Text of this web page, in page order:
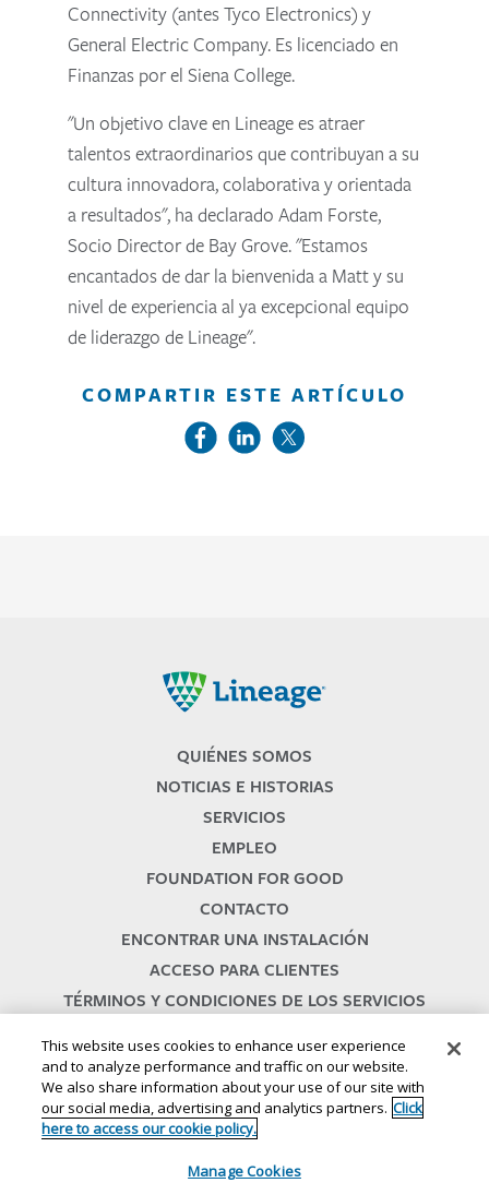
Connectivity (antes Tyco Electronics) y
General Electric Company. Es licenciado en
Finanzas por el Siena College.
"Un objetivo clave en Lineage es atraer
talentos extraordinarios que contribuyan a su
cultura innovadora, colaborativa y orientada
a resultados", ha declarado Adam Forste,
Socio Director de Bay Grove. "Estamos
encantados de dar la bienvenida a Matt y su
nivel de experiencia al ya excepcional equipo
de liderazgo de Lineage".
COMPARTIR ESTE ARTÍCULO
QUIÉNES SOMOS
NOTICIAS E HISTORIAS
SERVICIOS
EMPLEO
FOUNDATION FOR GOOD
CONTACTO
ENCONTRAR UNA INSTALACIÓN
ACCESO PARA CLIENTES
TÉRMINOS Y CONDICIONES DE LOS SERVICIOS
.800.678.7271
This website uses cookies to enhance user experience
and to analyze performance and traffic on our website.
We also share information about your use of our site with
our social media, advertising and analytics partners. Click
here to access our cookie policy.
Manage Cookies